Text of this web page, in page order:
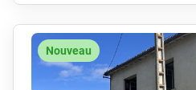
Nouveau